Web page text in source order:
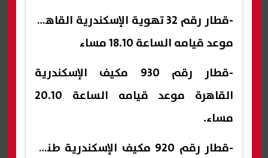
-قطار رقم 32 تهوية الإسكندرية القاهرة
موعد قيامه الساعة 18.10 مساء
-قطار رقم 930 مكيف الإسكندرية
القاهرة موعد قيامه الساعة 20.10
مساء.
-قطار رقم 920 مكيف الإسكندرية طنطا